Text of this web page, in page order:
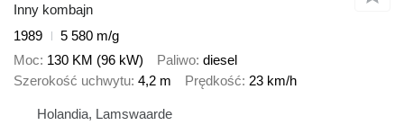
Inny kombajn
1989
5 580 m/g
Moc 130 KM (96 kW) Paliwo diesel
Szerokość uchwytu 4,2 m Prędkość 23 km/h
Holandia, Lamswaarde